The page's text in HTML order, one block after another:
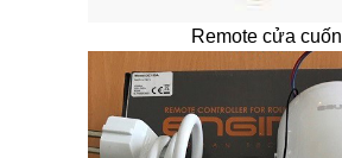
Remote cửa cuốn